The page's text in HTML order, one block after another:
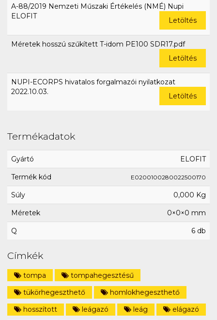
A-88/2019 Nemzeti Műszaki Értékelés (NMÉ) Nupi
ELOFIT
Letöltés
Méretek hosszú szűkített T-idom PE100 SDR17.pdf
Letöltés
NUPI-ECORPS hivatalos forgalmazói nyilatkozat
2022.10.03.
Letöltés
Termékadatok
Gyártó ELOFIT
Termék kód E0200100280022500170
Súly 0,000 Kg
Méretek 0×0×0 mm
Q 6 db
Címkék
tompa
tompahegesztésű
tükörhegeszthető
homlokhegeszthető
hosszított
leágazó leág
elágazó